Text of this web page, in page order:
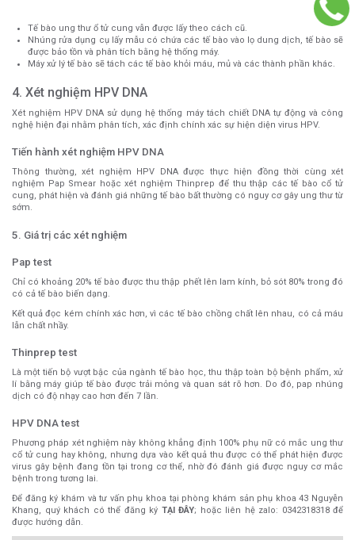
Tế bào ung thư ổ tử cung vẫn được lấy theo cách cũ.
Nhúng rửa dụng cụ lấy mẫu có chứa các tế bào vào lọ dung dịch, tế bào sẽ
được bảo tồn và phân tích bằng hệ thống máy.
Máy xử lý tế bào sẽ tách các tế bào khỏi máu, mủ và các thành phần khác.
4. Xét nghiệm HPV DNA
Xét nghiệm HPV DNA sử dụng hệ thống máy tách chiết DNA tự động và công
nghệ hiện đại nhằm phân tích, xác định chính xác sự hiện diện virus HPV.
Tiến hành xét nghiệm HPV DNA
Thông thường, xét nghiệm HPV DNA được thực hiện đồng thời cùng xét
nghiệm Pap Smear hoặc xét nghiệm Thinprep để thu thập các tế bào cổ tử
cung, phát hiện và đánh giá những tế bào bất thường có nguy cơ gây ung thư từ
sớm.
5. Giá trị các xét nghiệm
Pap test
Chỉ có khoảng 20% tế bào được thu thập phết lên lam kính, bỏ sót 80% trong đó
có cả tế bào biến dạng.
Kết quả đọc kém chính xác hơn, vì các tế bào chồng chất lên nhau, có cả máu
lẫn chất nhầy.
Thinprep test
Là một tiến bộ vượt bậc của ngành tế bào học, thu thập toàn bộ bệnh phẩm, xử
lí bằng máy giúp tế bào được trải mỏng và quan sát rõ hơn. Do đó, pap nhúng
dịch có độ nhạy cao hơn đến 7 lần.
HPV DNA test
Phương pháp xét nghiệm này không khẳng định 100% phụ nữ có mắc ung thư
cổ tử cung hay không, nhưng dựa vào kết quả thu được có thể phát hiện được
virus gây bệnh đang tồn tại trong cơ thể, nhờ đó đánh giá được nguy cơ mắc
bệnh trong tương lai.
Để đăng ký khám và tư vấn phụ khoa tại phòng khám sản phụ khoa 43 Nguyễn
Khang, quý khách có thể đăng ký TẠI ĐÂY; hoặc liên hệ zalo: 0342318318 để
được hướng dẫn.